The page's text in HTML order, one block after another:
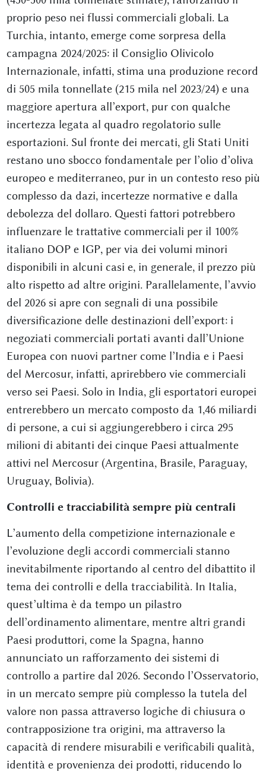
proprio peso nei flussi commerciali globali. La
Turchia, intanto, emerge come sorpresa della
campagna 2024/2025: il Consiglio Olivicolo
Internazionale, infatti, stima una produzione record
di 505 mila tonnellate (215 mila nel 2023/24) e una
maggiore apertura all’export, pur con qualche
incertezza legata al quadro regolatorio sulle
esportazioni. Sul fronte dei mercati, gli Stati Uniti
restano uno sbocco fondamentale per l’olio d’oliva
europeo e mediterraneo, pur in un contesto reso più
complesso da dazi, incertezze normative e dalla
debolezza del dollaro. Questi fattori potrebbero
influenzare le trattative commerciali per il 100%
italiano DOP e IGP, per via dei volumi minori
disponibili in alcuni casi e, in generale, il prezzo più
alto rispetto ad altre origini. Parallelamente, l’avvio
del 2026 si apre con segnali di una possibile
diversificazione delle destinazioni dell’export: i
negoziati commerciali portati avanti dall’Unione
Europea con nuovi partner come l’India e i Paesi
del Mercosur, infatti, aprirebbero vie commerciali
verso sei Paesi. Solo in India, gli esportatori europei
entrerebbero un mercato composto da 1,46 miliardi
di persone, a cui si aggiungerebbero i circa 295
milioni di abitanti dei cinque Paesi attualmente
attivi nel Mercosur (Argentina, Brasile, Paraguay,
Uruguay, Bolivia).
Controlli e tracciabilità sempre più centrali
L’aumento della competizione internazionale e
l’evoluzione degli accordi commerciali stanno
inevitabilmente riportando al centro del dibattito il
tema dei controlli e della tracciabilità. In Italia,
quest’ultima è da tempo un pilastro
dell’ordinamento alimentare, mentre altri grandi
Paesi produttori, come la Spagna, hanno
annunciato un rafforzamento dei sistemi di
controllo a partire dal 2026. Secondo l’Osservatorio,
in un mercato sempre più complesso la tutela del
valore non passa attraverso logiche di chiusura o
contrapposizione tra origini, ma attraverso la
capacità di rendere misurabili e verificabili qualità,
identità e provenienza dei prodotti, riducendo lo